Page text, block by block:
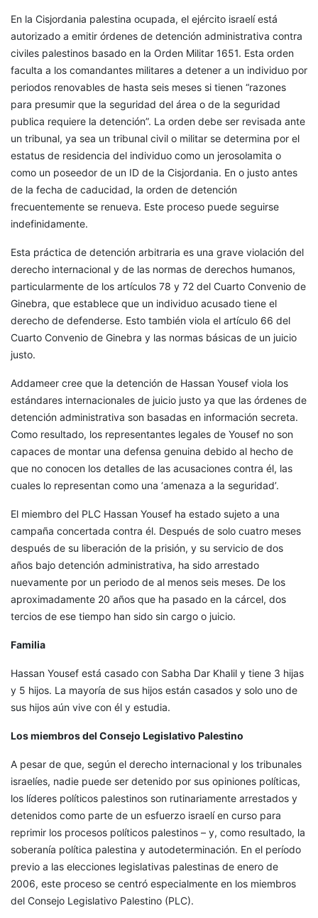
En la Cisjordania palestina ocupada, el ejército israelí está
autorizado a emitir órdenes de detención administrativa contra
civiles palestinos basado en la Orden Militar 1651. Esta orden
faculta a los comandantes militares a detener a un individuo por
periodos renovables de hasta seis meses si tienen “razones
para presumir que la seguridad del área o de la seguridad
publica requiere la detención”. La orden debe ser revisada ante
un tribunal, ya sea un tribunal civil o militar se determina por el
estatus de residencia del individuo como un jerosolamita o
como un poseedor de un ID de la Cisjordania. En o justo antes
de la fecha de caducidad, la orden de detención
frecuentemente se renueva. Este proceso puede seguirse
indefinidamente.
Esta práctica de detención arbitraria es una grave violación del
derecho internacional y de las normas de derechos humanos,
particularmente de los artículos 78 y 72 del Cuarto Convenio de
Ginebra, que establece que un individuo acusado tiene el
derecho de defenderse. Esto también viola el artículo 66 del
Cuarto Convenio de Ginebra y las normas básicas de un juicio
justo.
Addameer cree que la detención de Hassan Yousef viola los
estándares internacionales de juicio justo ya que las órdenes de
detención administrativa son basadas en información secreta.
Como resultado, los representantes legales de Yousef no son
capaces de montar una defensa genuina debido al hecho de
que no conocen los detalles de las acusaciones contra él, las
cuales lo representan como una ‘amenaza a la seguridad’.
El miembro del PLC Hassan Yousef ha estado sujeto a una
campaña concertada contra él. Después de solo cuatro meses
después de su liberación de la prisión, y su servicio de dos
años bajo detención administrativa, ha sido arrestado
nuevamente por un periodo de al menos seis meses. De los
aproximadamente 20 años que ha pasado en la cárcel, dos
tercios de ese tiempo han sido sin cargo o juicio.
Familia
Hassan Yousef está casado con Sabha Dar Khalil y tiene 3 hijas
y 5 hijos. La mayoría de sus hijos están casados y solo uno de
sus hijos aún vive con él y estudia.
Los miembros del Consejo Legislativo Palestino
A pesar de que, según el derecho internacional y los tribunales
israelíes, nadie puede ser detenido por sus opiniones políticas,
los líderes políticos palestinos son rutinariamente arrestados y
detenidos como parte de un esfuerzo israelí en curso para
reprimir los procesos políticos palestinos – y, como resultado, la
soberanía política palestina y autodeterminación. En el período
previo a las elecciones legislativas palestinas de enero de
2006, este proceso se centró especialmente en los miembros
del Consejo Legislativo Palestino (PLC).